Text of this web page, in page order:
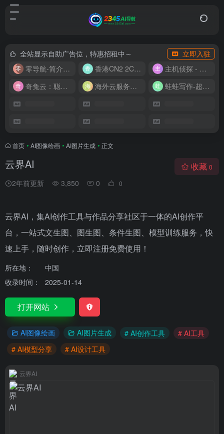
全站显示自助广告位，特惠招租中～
立即入驻
零导航-简介实用的网址导航
香港CN2 2C2G20M 9.9/月
主机侦探 - 少花钱，用好云
奇兔云：聪明人的“省”钱计划！
海外云服务器全网最低价 蛙蛙写作-超级AI智能写作助手
首页 • AI图像绘画 • AI图片生成 • 正文
云界AI
2年前更新 3,850 0 0
收藏 0
云界AI，集AI创作工具与作品分享社区于一体的AI创作平
台，一站式文生图、图生图、条件生图、模型训练服务，快
速上手，随时创作，立即注册免费使用！
所在地：
中国
收录时间：
2025-01-14
打开网站
AI图像绘画 AI图片生成 # AI创作工具
# AI工具
# AI模型分享
# AI设计工具
云界AI